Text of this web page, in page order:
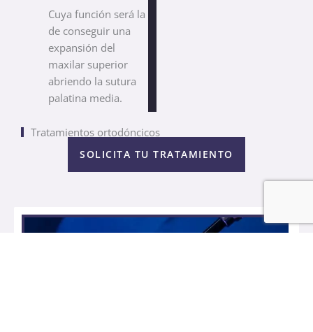
Cuya función será la
de conseguir una
expansión del
maxilar superior
abriendo la sutura
palatina media.
Tratamientos ortodóncicos
SOLICITA TU TRATAMIENTO